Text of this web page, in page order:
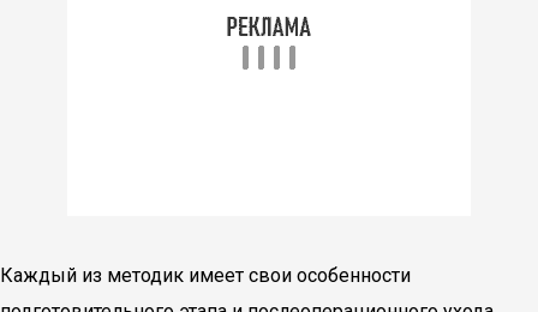
Каждый из методик имеет свои особенности